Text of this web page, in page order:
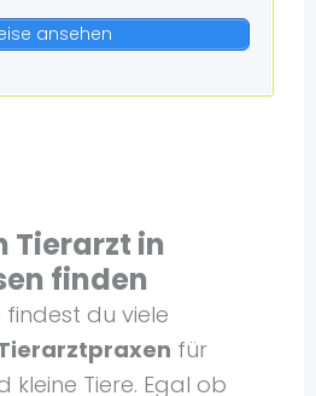
ansehen
Tierarzt in
finden
findest du viele
für
kleine Tiere. Egal ob